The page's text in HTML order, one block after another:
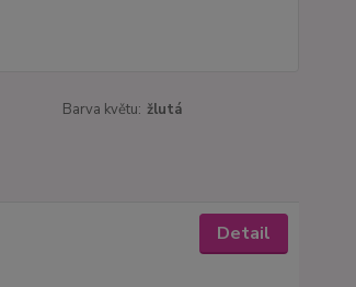
Barva květu: žlutá
Detail